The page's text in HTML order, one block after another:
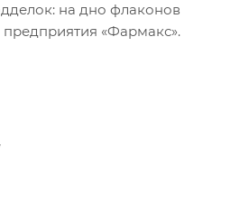
на дно флаконов
предприятия «Фармакс».